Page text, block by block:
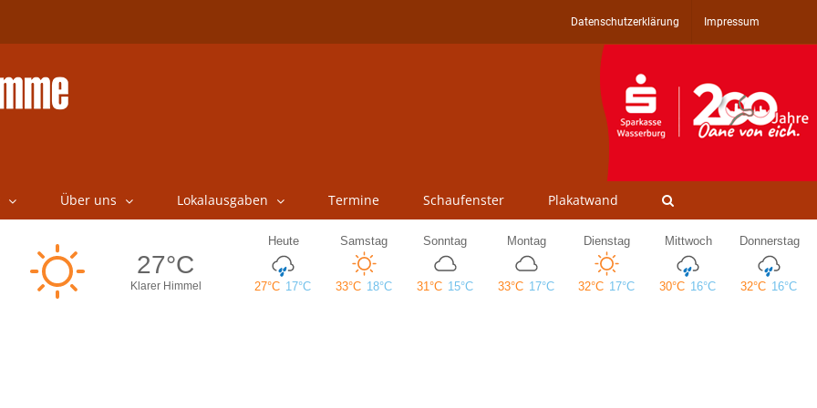
Datenschutzerklärung Impressum
Über uns Lokalausgaben Termine Schaufenster Plakatwand